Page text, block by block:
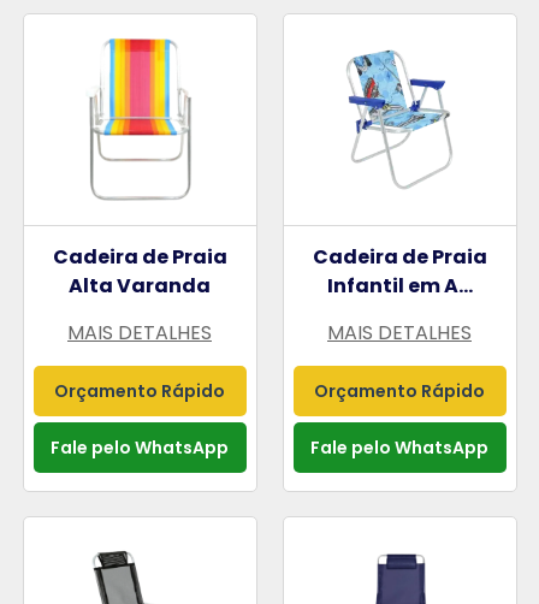
Cadeira de Praia
Alta Varanda
MAIS DETALHES
Orçamento Rápido
Fale pelo WhatsApp
Cadeira de Praia
Infantil em A...
MAIS DETALHES
Orçamento Rápido
Fale pelo WhatsApp